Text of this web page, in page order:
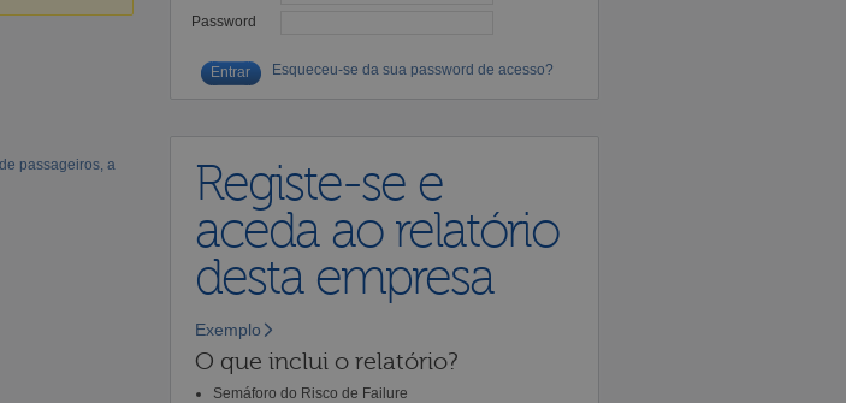
passageiros, a
Password
Esqueceu-se da sua password de acesso?
Registe-se e
aceda ao relatório
desta empresa
Exemplo
O que inclui o relatório?
Semáforo do Risco de Failure